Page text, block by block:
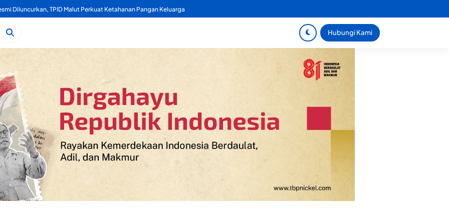
Diluncurkan, TPID Malut Perkuat Ketahanan Pangan Keluarga
Hubungi Kami